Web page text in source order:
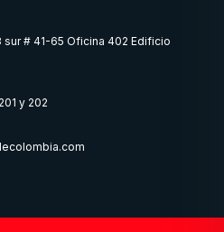
sur # 41-65 Oficina 402 Edificio
y 202